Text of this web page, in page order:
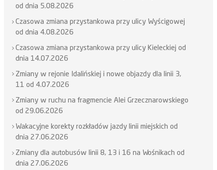
od dnia 5.08.2026
Czasowa zmiana przystankowa przy ulicy Wyścigowej
od dnia 4.08.2026
Czasowa zmiana przystankowa przy ulicy Kieleckiej od
dnia 14.07.2026
Zmiany w rejonie Idalińskiej i nowe objazdy dla linii 3,
11 od 4.07.2026
Zmiany w ruchu na fragmencie Alei Grzecznarowskiego
od 29.06.2026
Wakacyjne korekty rozkładów jazdy linii miejskich od
dnia 27.06.2026
Zmiany dla autobusów linii 8, 13 i 16 na Wośnikach od
dnia 27.06.2026